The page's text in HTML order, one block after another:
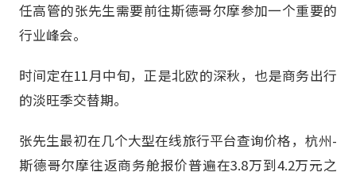
任高管的张先生需要前往斯德哥尔摩参加一个重要的
行业峰会。
时间定在11月中旬，正是北欧的深秋，也是商务出行
的淡旺季交替期。
张先生最初在几个大型在线旅行平台查询价格，杭州-
斯德哥尔摩往返商务舱报价普遍在3.8万到4.2万元之